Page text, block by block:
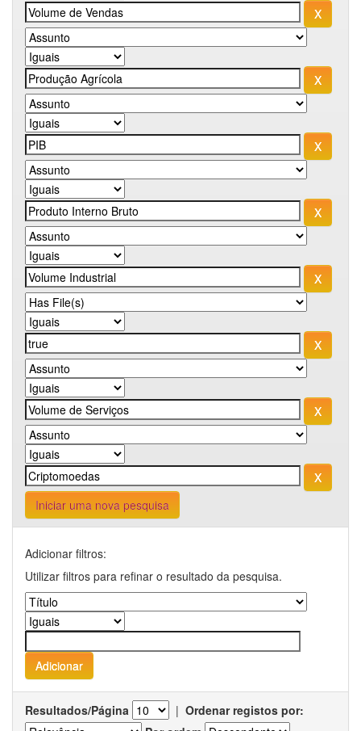
Iniciar uma nova pesquisa
Adicionar filtros:
Utilizar filtros para refinar o resultado da pesquisa.
Resultados/Página | Ordenar registos por: